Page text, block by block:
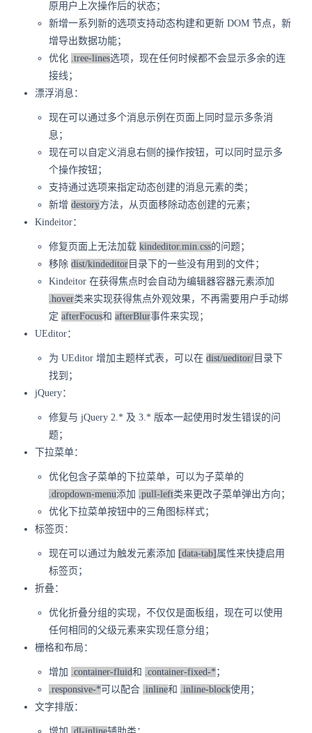
原用户上次操作后的状态；
新增一系列新的选项支持动态构建和更新 DOM 节点，新
增导出数据功能；
优化 .tree-lines选项，现在任何时候都不会显示多余的连
接线；
漂浮消息：
现在可以通过多个消息示例在页面上同时显示多条消
息；
现在可以自定义消息右侧的操作按钮，可以同时显示多
个操作按钮；
支持通过选项来指定动态创建的消息元素的类；
新增 destory方法，从页面移除动态创建的元素；
Kindeitor：
修复页面上无法加载 kindeditor.min.css的问题；
移除 dist/kindeditor 目录下的一些没有用到的文件；
Kindeitor 在获得焦点时会自动为编辑器容器元素添加
.hover类来实现获得焦点外观效果，不再需要用户手动绑
定 afterFocus和 afterBlur事件来实现；
UEditor：
为 UEditor 增加主题样式表，可以在 dist/ueditor/ 目录下
找到；
jQuery：
修复与 jQuery 2.* 及 3.* 版本一起使用时发生错误的问
题；
下拉菜单：
优化包含子菜单的下拉菜单，可以为子菜单的
.dropdown-menu添加 .pull-left类来更改子菜单弹出方向；
优化下拉菜单按钮中的三角图标样式；
标签页：
现在可以通过为触发元素添加 [data-tab] 属性来快捷启用
标签页；
折叠：
优化折叠分组的实现，不仅仅是面板组，现在可以使用
任何相同的父级元素来实现任意分组；
栅格和布局：
增加 .container-fluid和 .container-fixed-* ；
.responsive-* 可以配合 .inline和 .inline-block使用；
文字排版：